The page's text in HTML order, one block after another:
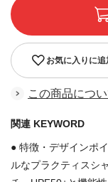
お気に入りに追
この商品につ
関連 KEYWORD
● 特徴・デザインポ
ルなプラクティスシ